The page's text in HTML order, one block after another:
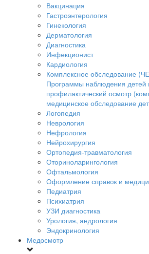
Вакцинация
Гастроэнтерология
Гинекология
Дерматология
Диагностика
Инфекционист
Кардиология
Комплексное обследование
Программы наблюдения детей
профилактический осмотр
медицинское обследование
Логопедия
Неврология
Нефрология
Нейрохирургия
Ортопедия-травматология
Оториноларингология
Офтальмология
Оформление справок и
Педиатрия
Психиатрия
УЗИ диагностика
Урология, андрология
Эндокринология
Медосмотр